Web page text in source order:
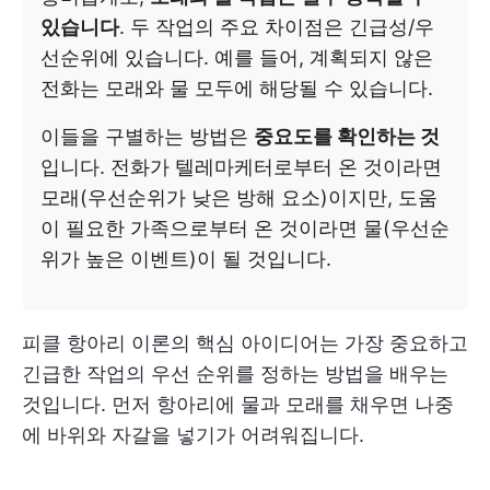
있습니다. 두 작업의 주요 차이점은 긴급성/우
선순위에 있습니다. 예를 들어, 계획되지 않은
전화는 모래와 물 모두에 해당될 수 있습니다.
이들을 구별하는 방법은 중요도를 확인하는 것
입니다. 전화가 텔레마케터로부터 온 것이라면
모래(우선순위가 낮은 방해 요소)이지만, 도움
이 필요한 가족으로부터 온 것이라면 물(우선순
위가 높은 이벤트)이 될 것입니다.
피클 항아리 이론의 핵심 아이디어는 가장 중요하고
긴급한 작업의 우선 순위를 정하는 방법을 배우는
것입니다. 먼저 항아리에 물과 모래를 채우면 나중
에 바위와 자갈을 넣기가 어려워집니다.